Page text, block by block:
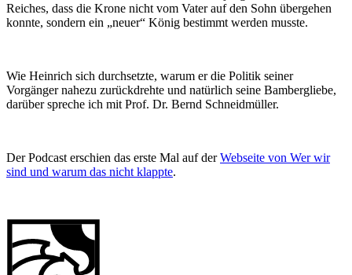
Reiches, dass die Krone nicht vom Vater auf den Sohn übergehen
konnte, sondern ein „neuer“ König bestimmt werden musste.
Wie Heinrich sich durchsetzte, warum er die Politik seiner
Vorgänger nahezu zurückdrehte und natürlich seine Bambergliebe,
darüber spreche ich mit Prof. Dr. Bernd Schneidmüller.
Der Podcast erschien das erste Mal auf derWebseite von Wer wir
sind und warum das nicht klappte.